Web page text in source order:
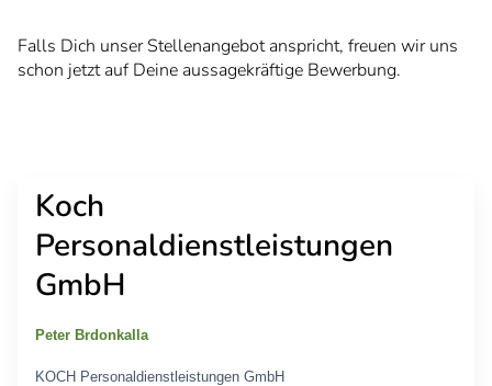
Falls Dich unser Stellenangebot anspricht, freuen wir uns
schon jetzt auf Deine aussagekräftige Bewerbung.
Koch
Personaldienstleistungen
GmbH
Peter Brdonkalla
KOCH Personaldienstleistungen GmbH